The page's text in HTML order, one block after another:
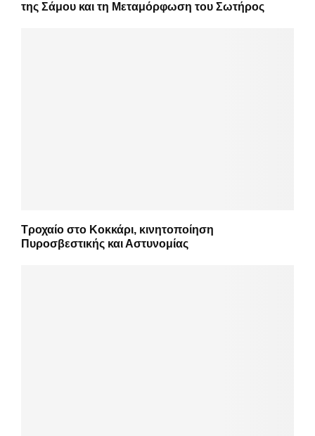
της Σάμου και τη Μεταμόρφωση του Σωτήρος
Τροχαίο στο Κοκκάρι, κινητοποίηση
Πυροσβεστικής και Αστυνομίας